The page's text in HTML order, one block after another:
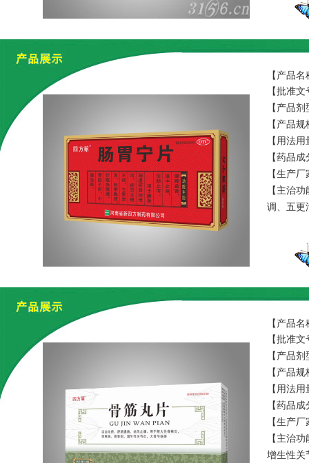
【产品
【批准
【产品
【产品
【用法
【药品
白芍、
【生产
【主治
调、五更
【产品
【批准
【产品
【产品
【用法
【药品
膝、秦
【生产
【主治
增生性关